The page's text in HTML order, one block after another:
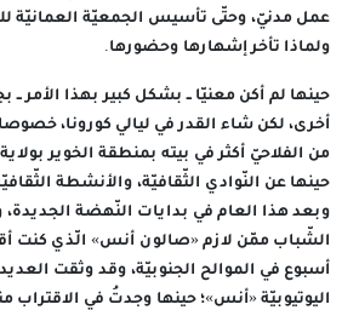
ولماذا تأخر إشهارها وحضورها.
حينها لم أكن معنيّا ــ بشكل كبير بهذا الأمر ــ
من الفلاحيّ أكثر في بيته بمنطقة الخوير
وبعد هذا العام في بدايات النّهضة
الشّباب ممّن لازم «صالون أنس» الّذي كنت
أسبوع في الموالح الجنوبيّة، وقد وثقت
اليوتيوبيّة «أنس»؛ حينها وجدتُ في الاقتراب